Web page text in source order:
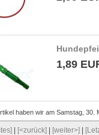
1,89
haben wir am Samstag, 30.
[<zurück] [weiter>]